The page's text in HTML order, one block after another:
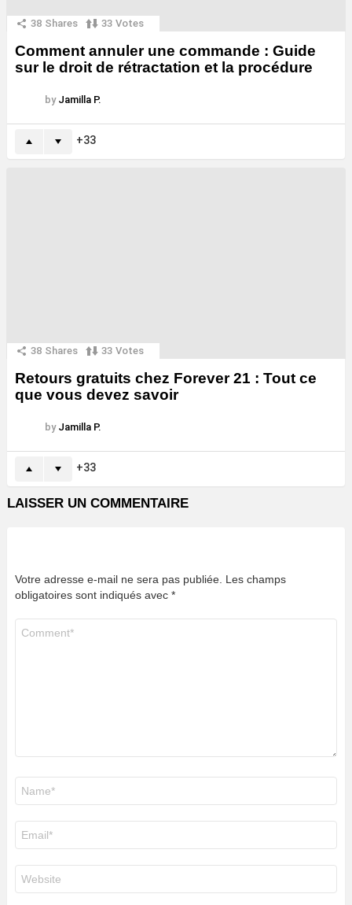
38 Shares 33 Votes
Comment annuler une commande : Guide
sur le droit de rétractation et la procédure
by Jamilla P.
33
38 Shares 33 Votes
Retours gratuits chez Forever 21 : Tout ce
que vous devez savoir
by Jamilla P.
33
LAISSER UN COMMENTAIRE
Votre adresse e-mail ne sera pas publiée. Les champs
obligatoires sont indiqués avec *
mail
*
web